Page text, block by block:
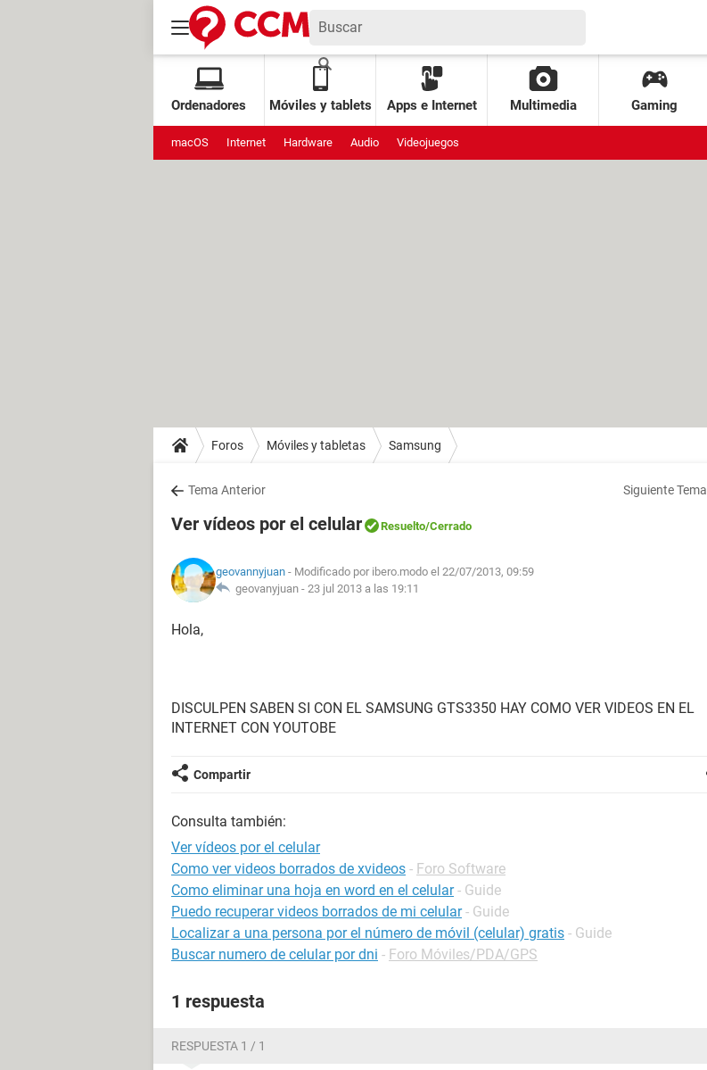
Ordenadores Móviles y tablets Apps e Internet Multimedia Gaming
macOS Internet Hardware Audio Videojuegos
Foros Móviles y tabletas Samsung
Tema Anterior Siguiente Tema
Ver vídeos por el celular Resuelto/Cerrado
geovannyjuan - Modificado por ibero.modo el 22/07/2013, 09:59
geovanyjuan - 23 jul 2013 a las 19:11
Hola,
DISCULPEN SABEN SI CON EL SAMSUNG GTS3350 HAY COMO VER VIDEOS EN EL
INTERNET CON YOUTOBE
Compartir
Consulta también:
Ver vídeos por el celular
Como ver videos borrados de xvideos - Foro Software
Como eliminar una hoja en word en el celular - Guide
Puedo recuperar videos borrados de mi celular - Guide
Localizar a una persona por el número de móvil (celular) gratis - Guide
Buscar numero de celular por dni - Foro Móviles/PDA/GPS
1 respuesta
RESPUESTA 1 / 1